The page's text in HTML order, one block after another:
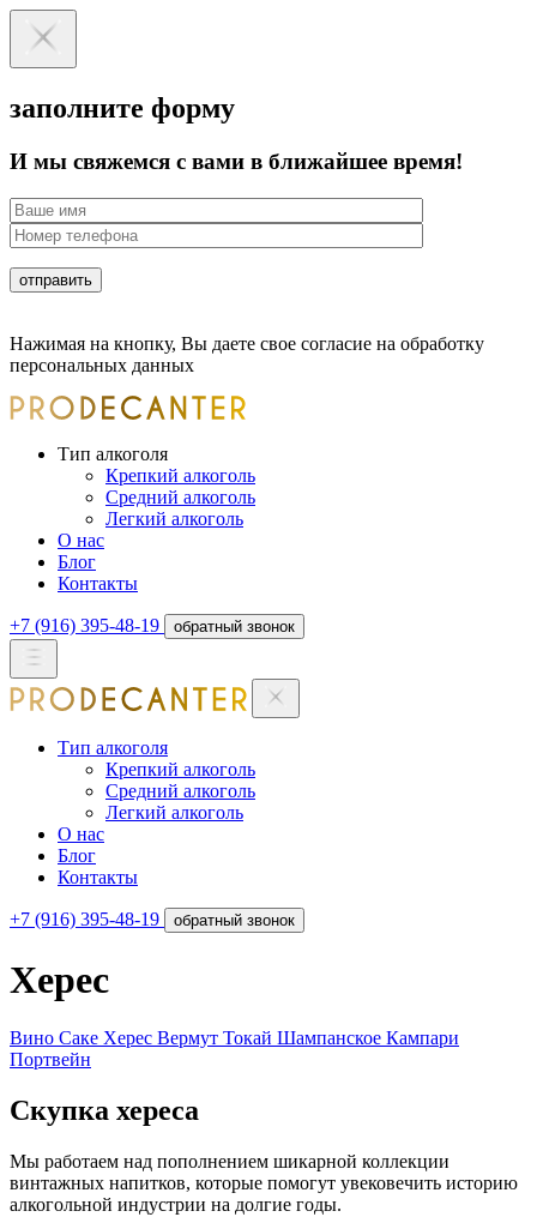
заполните форму
И мы свяжемся с вами в ближайшее время!
Нажимая на кнопку, Вы даете свое согласие на обработку
персональных данных
Тип алкоголя
Крепкий алкоголь
Средний алкоголь
Легкий алкоголь
О нас
Блог
Контакты
+7 (916) 395-48-19 обратный звонок
Тип алкоголя
Крепкий алкоголь
Средний алкоголь
Легкий алкоголь
О нас
Блог
Контакты
+7 (916) 395-48-19 обратный звонок
Херес
Вино Саке Херес Вермут Токай Шампанское Кампари
Портвейн
Скупка хереса
Мы работаем над пополнением шикарной коллекции
винтажных напитков, которые помогут увековечить историю
алкогольной индустрии на долгие годы.